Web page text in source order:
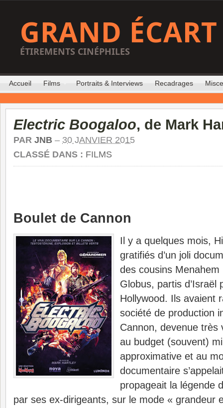
GRAND ÉCART
ÉTIREMENTS CINÉPHILES
Accueil Films Portraits & Interviews Recadrages
Electric Boogaloo, de Mark
PAR JNB – 30 JANVIER 2015
CLASSÉ DANS : FILMS
Boulet de Cannon
Il y a quelques mois,
gratifiés d’un joli
des cousins Menahem
Globus, partis d’Israël
Hollywood. Ils avaient
société de production
Cannon, devenue très
au budget (souvent)
approximative et au
documentaire
propageait la légende
par ses ex-dirigeants, sur le mode « grandeur